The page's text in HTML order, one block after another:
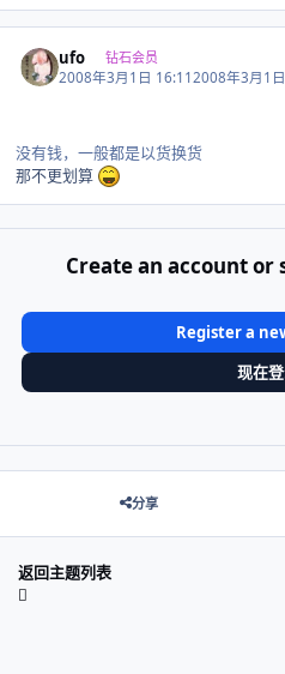
ufo 钻石会员
2008年3月1日 16:112008年3月1日
没有钱，一般都是以货换货
那不更划算
Create an account
Register a
现在
分享
返回主题列表